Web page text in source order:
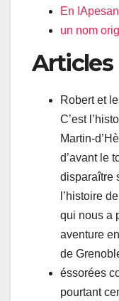
En
un nom
Articles
Robert et
C’est
Martin-
d’avant le
disparaître
l’histoire
qui nous a
aventure
de
éssorées
pourtant